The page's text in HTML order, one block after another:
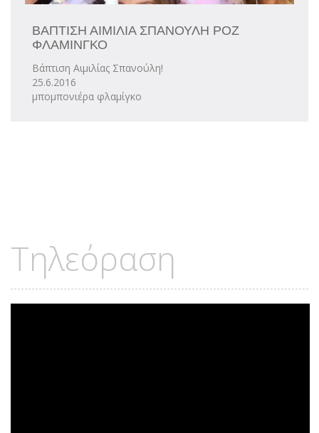
ΒΑΠΤΙΣΗ ΑΙΜΙΛΙΑ ΣΠΑΝΟΥΛΗ ΡΟΖ
ΦΛΑΜΙΝΓΚΟ
Βάπτιση Αιμιλίας Σπανούλη!
25.6.2016
μπομπονιέρα φλαμίγκο
Τηλεόραση